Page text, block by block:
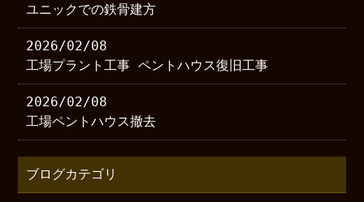
ユニックでの鉄骨建方
2026/02/08
工場プラント工事 ペントハウス復旧工事
2026/02/08
工場ペントハウス撤去
ブログカテゴリ